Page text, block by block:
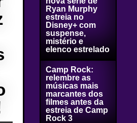
Ryan Murphy
estreia no
Disney+ com
suspense,
mistério e
elenco estrelado
Camp Rock:
relembre as
músicas mais
marcantes dos
filmes antes da
estreia de Camp
Rock 3